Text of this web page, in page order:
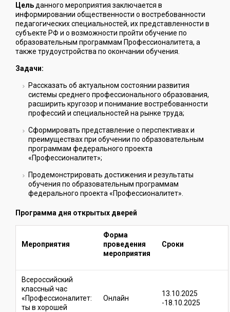
Цель данного мероприятия заключается в
информировании общественности о востребованности
педагогических специальностей, их представленности в
субъекте РФ и о возможности пройти обучение по
образовательным программам Профессионалитета, а
также трудоустройства по окончании обучения.
Задачи:
Рассказать об актуальном состоянии развития
системы среднего профессионального образования,
расширить кругозор и понимание востребованности
профессий и специальностей на рынке труда;
Сформировать представление о перспективах и
преимуществах при обучении по образовательным
программам федерального проекта
«Профессионалитет»;
Продемонстрировать достижения и результаты
обучения по образовательным программам
федерального проекта «Профессионалитет».
Программа дня открытых дверей
Мероприятия
Форма
проведения
мероприятия
Сроки
Всероссийский
классный час
«Профессионалитет:
ты в хорошей
Онлайн
13.10.2025
-18.10.2025